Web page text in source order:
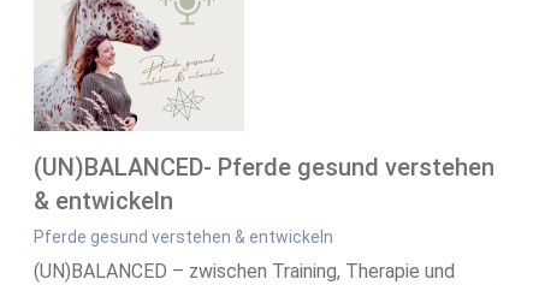
(UN)BALANCED- Pferde gesund verstehen
& entwickeln
Pferde gesund verstehen & entwickeln
(UN)BALANCED – zwischen Training, Therapie und